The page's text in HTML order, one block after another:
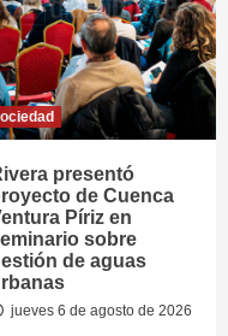
presentó
de Cuenca
Píriz en
sobre
de aguas
jueves 6 de agosto de 2026